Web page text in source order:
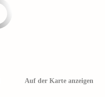
Auf der Karte anzeigen